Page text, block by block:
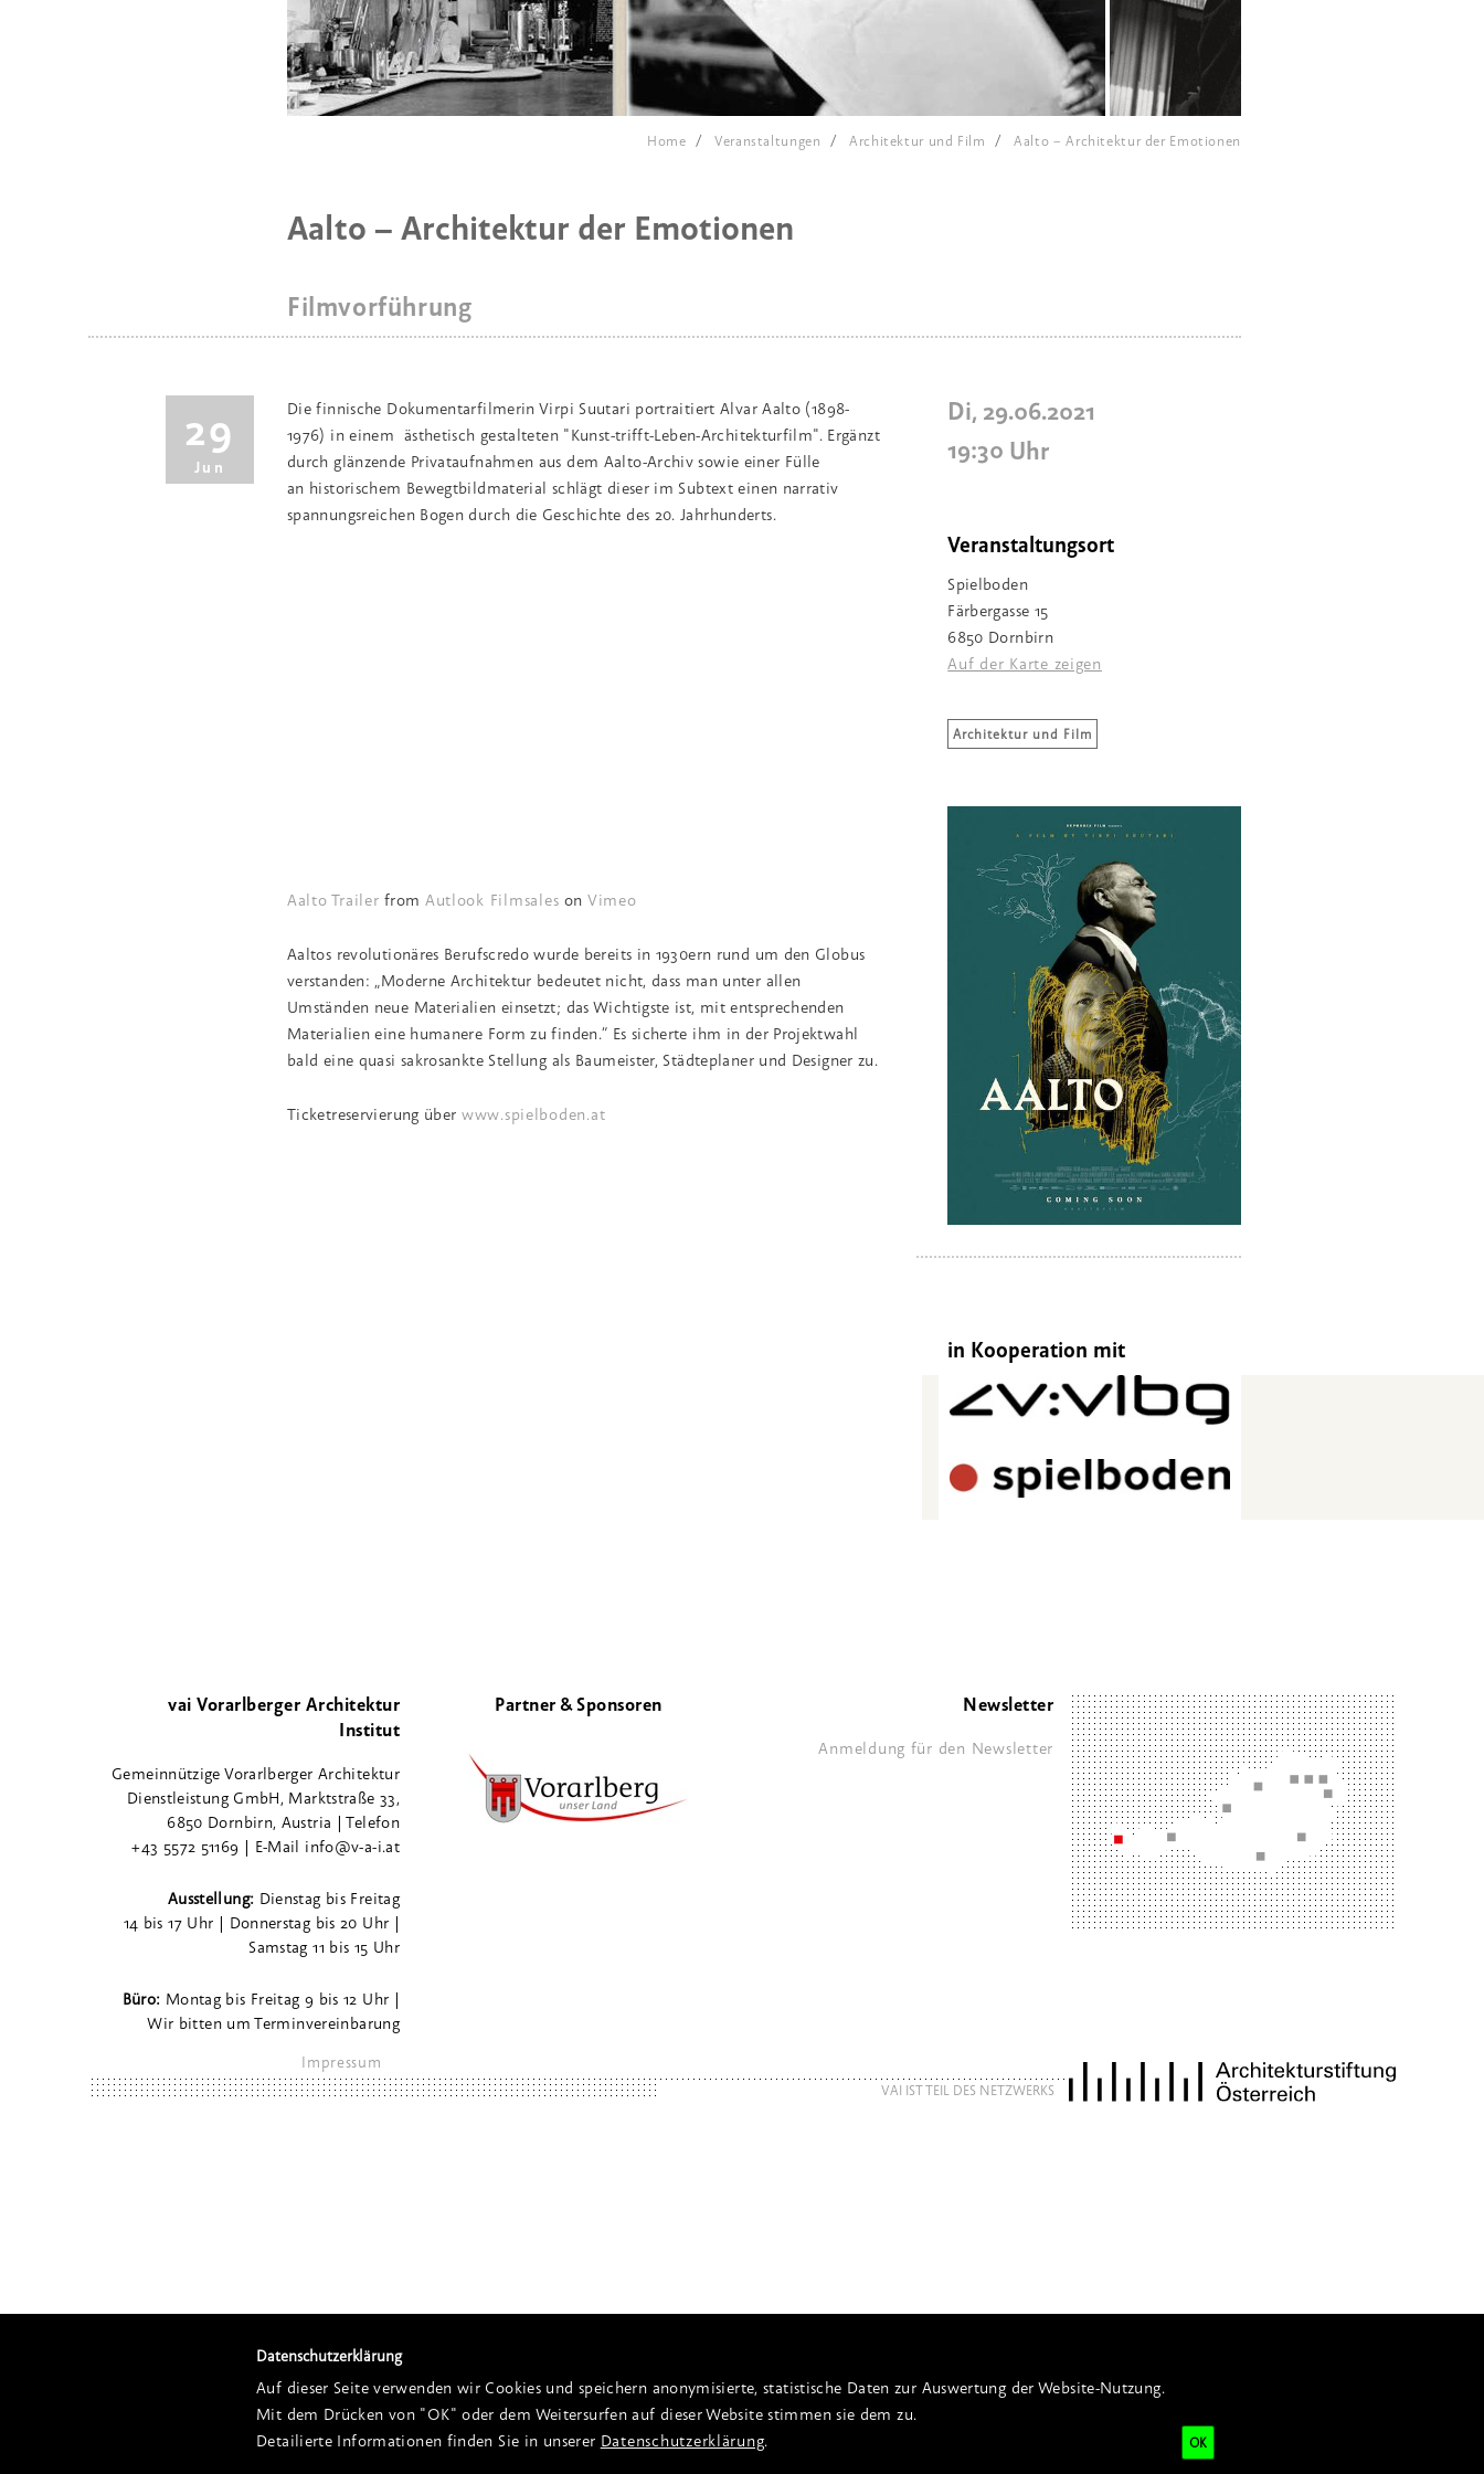
Home Veranstaltungen Architektur und Film Aalto − Architektur der Emotionen
Aalto − Architektur der Emotionen
Filmvorführung
29
Jun
Di, 29.06.2021
19:30 Uhr
Veranstaltungsort
Spielboden
Färbergasse 15
6850 Dornbirn
Auf der Karte zeigen
Architektur und Film
Die finnische Dokumentarfilmerin Virpi Suutari portraitiert Alvar Aalto (1898-
1976) in einem ästhetisch gestalteten "Kunst-trifft-Leben-Architekturfilm". Ergänzt
durch glänzende Privataufnahmen aus dem Aalto-Archiv sowie einer Fülle
an historischem Bewegtbildmaterial schlägt dieser im Subtext einen narrativ
spannungsreichen Bogen durch die Geschichte des 20. Jahrhunderts.
Aalto Trailer from Autlook Filmsales on Vimeo
Aaltos revolutionäres Berufscredo wurde bereits in 1930ern rund um den Globus
verstanden: „Moderne Architektur bedeutet nicht, dass man unter allen
Umständen neue Materialien einsetzt; das Wichtigste ist, mit entsprechenden
Materialien eine humanere Form zu finden.“ Es sicherte ihm in der Projektwahl
bald eine quasi sakrosankte Stellung als Baumeister, Städteplaner und Designer zu.
Ticketreservierung über www.spielboden.at
in Kooperation mit
vai Vorarlberger Architektur
Institut
Gemeinnützige Vorarlberger Architektur
Dienstleistung GmbH, Marktstraße 33,
6850 Dornbirn, Austria | Telefon
+43 5572 51169 | E-Mail info@v-a-i.at
Ausstellung: Dienstag bis Freitag
14 bis 17 Uhr | Donnerstag bis 20 Uhr |
Samstag 11 bis 15 Uhr
Büro: Montag bis Freitag 9 bis 12 Uhr |
Wir bitten um Terminvereinbarung
Partner & Sponsoren Newsletter
Anmeldung für den Newsletter
Impressum
VAI IST TEIL DES NETZWERKS
Datenschutzerklärung
Auf dieser Seite verwenden wir Cookies und speichern anonymisierte, statistische Daten zur Auswertung der Website-Nutzung.
Mit dem Drücken von "OK" oder dem Weitersurfen auf dieser Website stimmen sie dem zu.
Detailierte Informationen finden Sie in unserer Datenschutzerklärung. OK